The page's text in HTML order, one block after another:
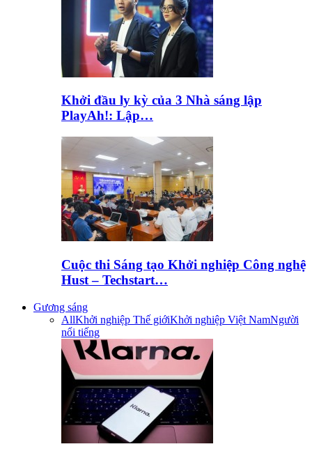
Khởi đầu ly kỳ của 3 Nhà sáng lập
PlayAh!: Lập…
Cuộc thi Sáng tạo Khởi nghiệp Công nghệ
Hust – Techstart…
Gương sáng
AllKhởi nghiệp Thế giớiKhởi nghiệp Việt NamNgười
nổi tiếng